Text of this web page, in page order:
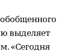
выделяет
«Сегодня